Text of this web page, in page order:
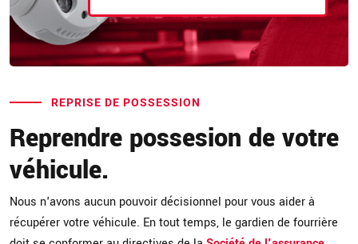
REPRISE DE POSSESSION
Reprendre possesion de votre
véhicule.
Nous n'avons aucun pouvoir décisionnel pour vous aider à
récupérer votre véhicule. En tout temps, le gardien de fourrière